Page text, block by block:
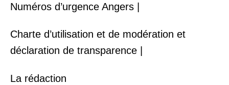
Numéros d’urgence Angers |
Charte d’utilisation et de modération et
déclaration de transparence |
La rédaction